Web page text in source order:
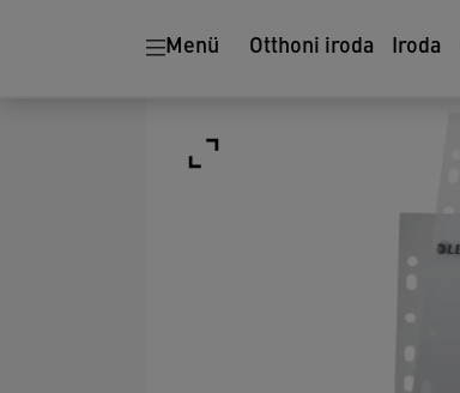
Menü Otthoni iroda Iroda